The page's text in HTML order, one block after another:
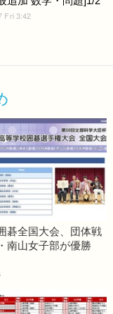
Fri 3:42
碁全国大会、団体戦
南山女子部が優勝